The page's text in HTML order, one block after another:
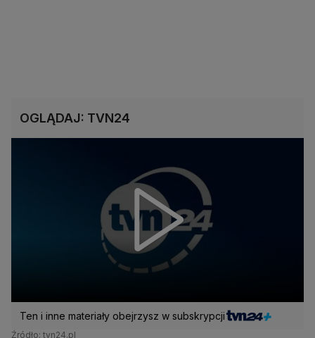
OGLĄDAJ: TVN24
Ten i inne materiały obejrzysz w subskrypcji
Źródło: tvn24.pl